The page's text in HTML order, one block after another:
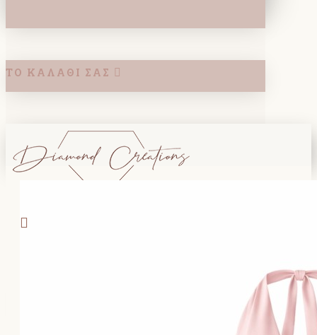
ΤΟ ΚΑΛΆΘΙ ΣΑΣ